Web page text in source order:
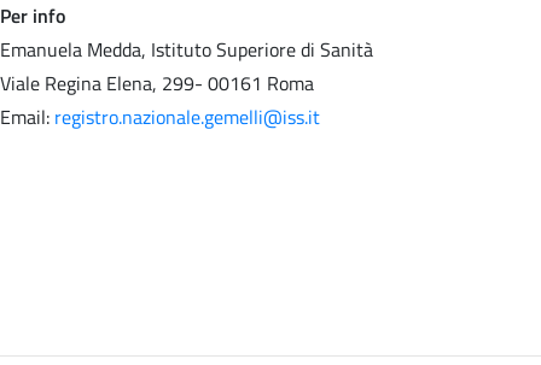
Per info
Emanuela Medda, Istituto Superiore di Sanità
Viale Regina Elena, 299- 00161 Roma
Email: registro.nazionale.gemelli@iss.it